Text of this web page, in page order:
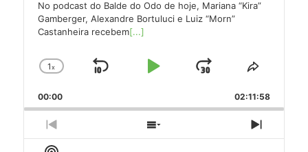
No podcast do Balde do Odo de hoje, Mariana “Kira”
Gamberger, Alexandre Bortuluci e Luiz “Morn”
Castanheira recebem[...]
Change
Rate
1x
Skip
Play
Jump
Forward
Share
Episode
00:00 02:11:58
Previous
Episode
Show
Episodes
Next
Episode